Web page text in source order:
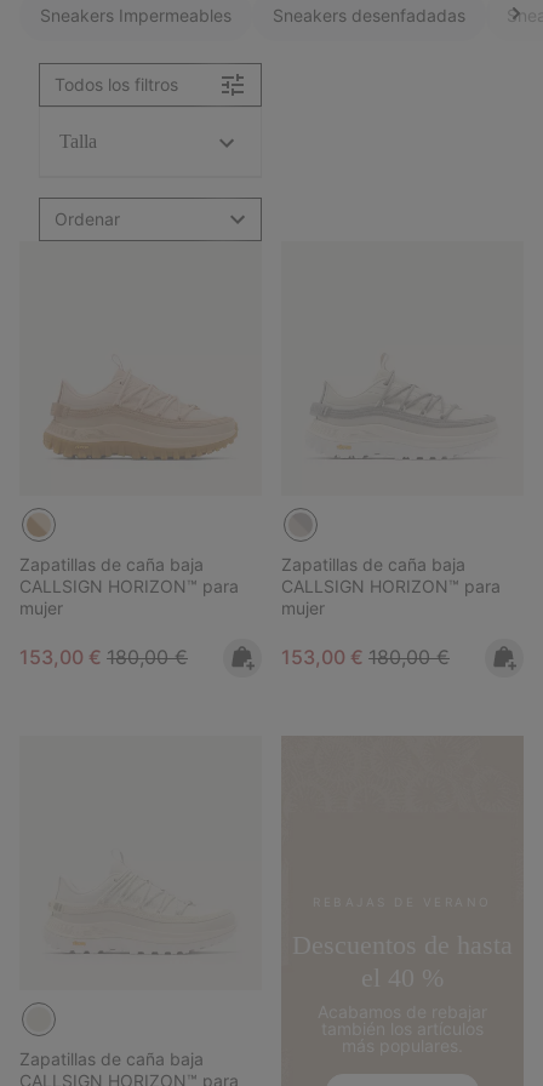
Sneakers Impermeables Sneakers desenfadadas
Todos los filtros
Talla
Ordenar
Zapatillas de caña baja
CALLSIGN HORIZON™ para
mujer
Sale price:
153,00 € Regular price:
180,00 €
Zapatillas de caña baja
CALLSIGN HORIZON™ para
mujer
Sale price:
153,00 € Regular price:
180,00 €
Zapatillas de caña baja
CALLSIGN HORIZON™ para